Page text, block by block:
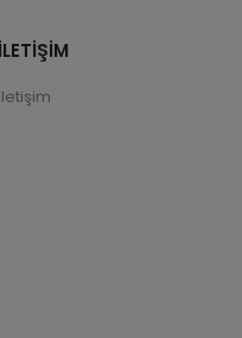
İLETİŞİM
İletişim